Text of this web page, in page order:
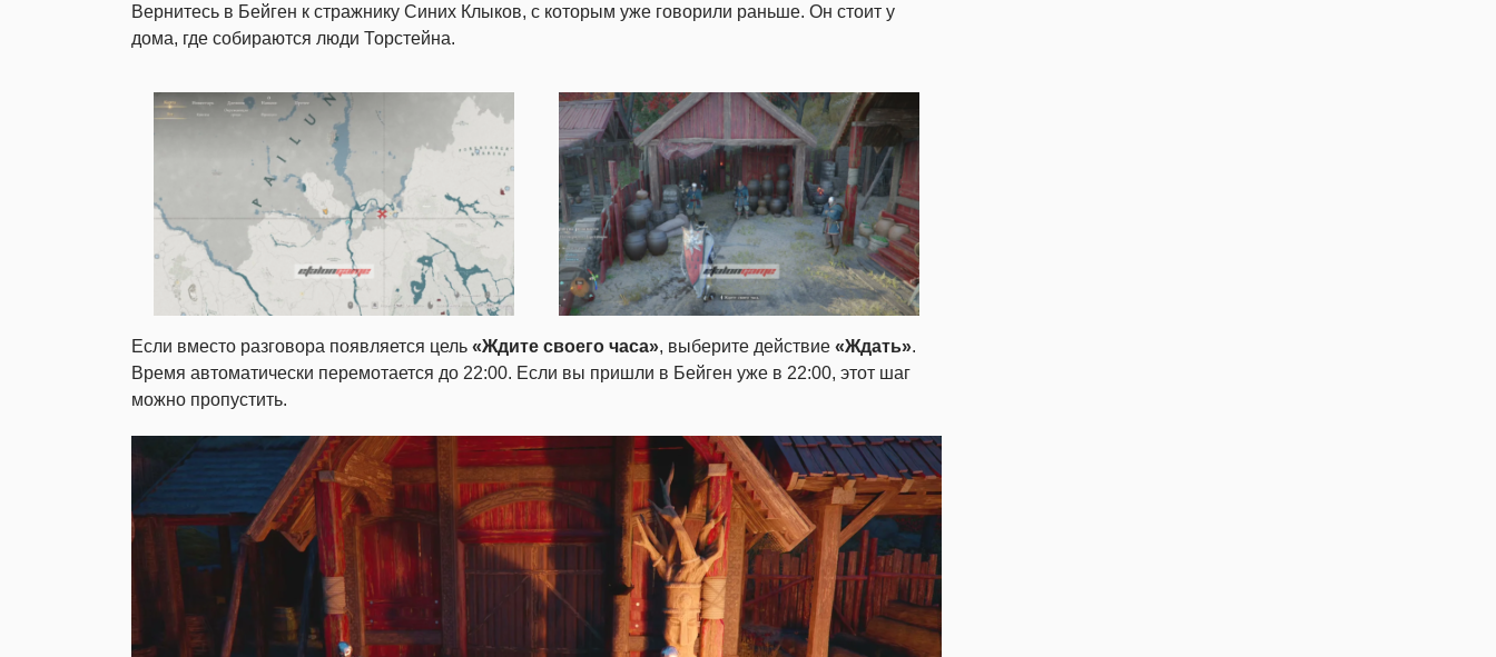
Вернитесь в Бейген к стражнику Синих Клыков, с которым уже говорили раньше. Он стоит у
дома, где собираются люди Торстейна.
Если вместо разговора появляется цель «Ждите своего часа», выберите действие «Ждать».
Время автоматически перемотается до 22:00. Если вы пришли в Бейген уже в 22:00, этот шаг
можно пропустить.